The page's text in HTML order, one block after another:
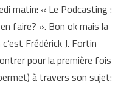
matin: « Le Podcasting :
faire? ». Bon ok mais la
Frédérick J. Fortin
pour la première fois
à travers son sujet: